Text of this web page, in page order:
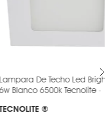
Techo Led Brighton Vi
Tecnolite -
®